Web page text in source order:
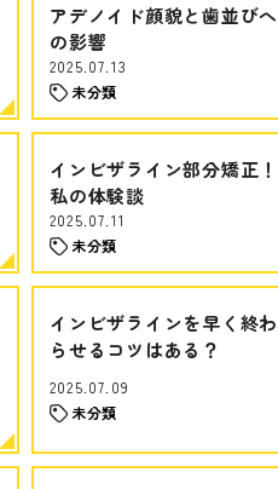
アデノイド顔貌と歯並びへ
の影響
2025.07.13
未分類
インビザライン部分矯正！
私の体験談
2025.07.11
未分類
インビザラインを早く終わ
らせるコツはある？
2025.07.09
未分類